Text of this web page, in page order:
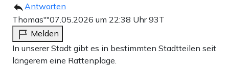
Antworten
Thomas""07.05.2026 um 22:38 Uhr93T
Melden
In unserer Stadt gibt es in bestimmten Stadtteilen seit
längerem eine Rattenplage.